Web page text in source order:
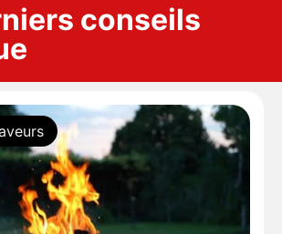
conseils